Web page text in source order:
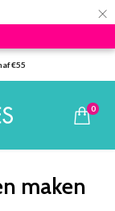
×
0
maken